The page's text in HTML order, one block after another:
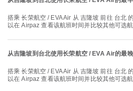
搭乘 长荣航空 / EVA Air 从 吉隆坡 前往 台北 的最早航班于 12:50 起飞。您可
以在 Airpaz 查看该航班时间并比较其他可选航
从吉隆坡到台北使用长荣航空 / EVA Air的最
搭乘 长荣航空 / EVA Air 从 吉隆坡 前往 台北 的最晚航班于 15:30 起飞。您可
以在 Airpaz 查看该航班时间并比较其他可选航